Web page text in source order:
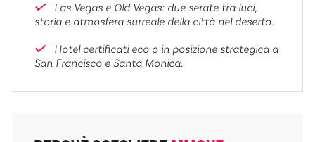
Las Vegas e Old Vegas: due serate tra luci,
storia e atmosfera surreale della città nel deserto.
Hotel certificati eco o in posizione strategica a
San Francisco e Santa Monica.